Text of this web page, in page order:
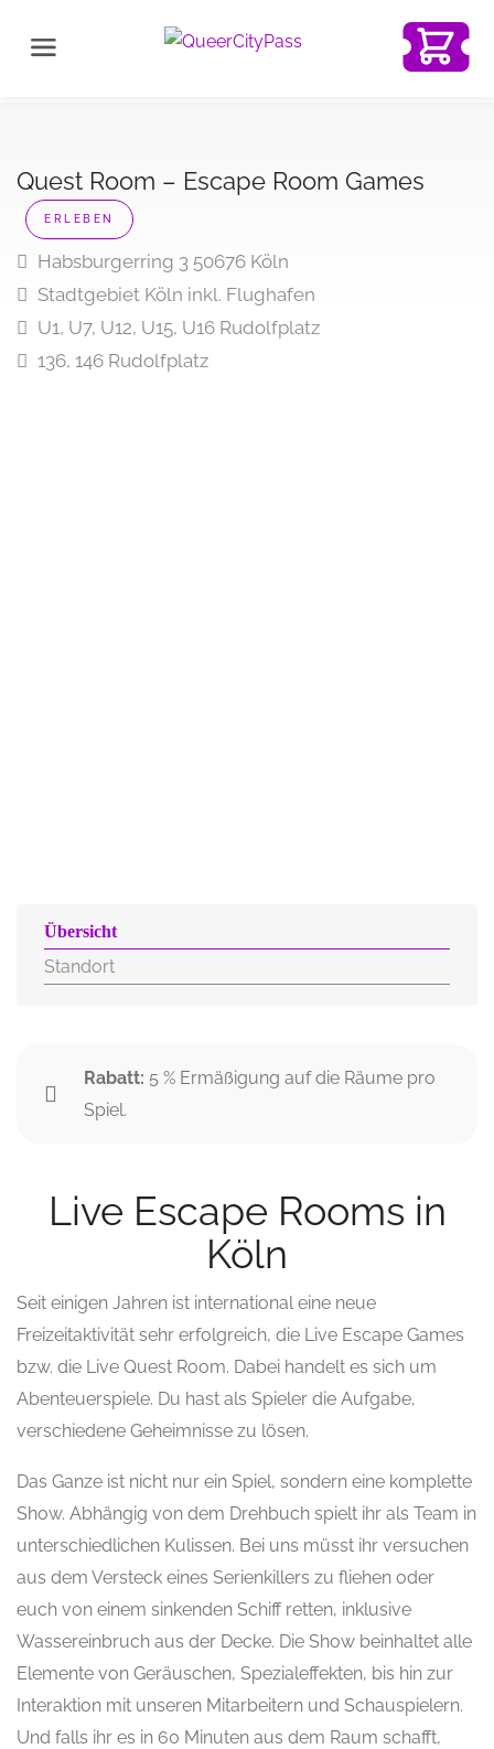
Quest Room – Escape Room Games
ERLEBEN
Habsburgerring 3 50676 Köln
Stadtgebiet Köln inkl. Flughafen
U1, U7, U12, U15, U16 Rudolfplatz
136, 146 Rudolfplatz
Übersicht
Standort
Rabatt: 5 % Ermäßigung auf die Räume pro
Spiel.
Live Escape Rooms in
Köln
Seit einigen Jahren ist international eine neue
Freizeitaktivität sehr erfolgreich, die Live Escape Games
bzw. die Live Quest Room. Dabei handelt es sich um
Abenteuerspiele. Du hast als Spieler die Aufgabe,
verschiedene Geheimnisse zu lösen.
Das Ganze ist nicht nur ein Spiel, sondern eine komplette
Show. Abhängig von dem Drehbuch spielt ihr als Team in
unterschiedlichen Kulissen. Bei uns müsst ihr versuchen
aus dem Versteck eines Serienkillers zu fliehen oder
euch von einem sinkenden Schiff retten, inklusive
Wassereinbruch aus der Decke. Die Show beinhaltet alle
Elemente von Geräuschen, Spezialeffekten, bis hin zur
Interaktion mit unseren Mitarbeitern und Schauspielern.
Und falls ihr es in 60 Minuten aus dem Raum schafft,